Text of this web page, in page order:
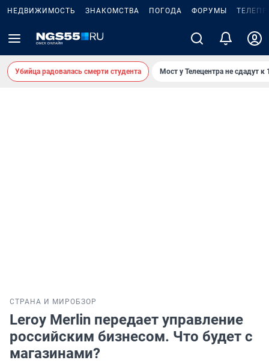
НЕДВИЖИМОСТЬ ЗНАКОМСТВА ПОГОДА ФОРУМЫ
Убийца радовалась смерти студента Мост у Телецентра не сдадут к
СТРАНА И МИРОБЗОР
Leroy Merlin передает управление
российским бизнесом. Что будет с
магазинами?